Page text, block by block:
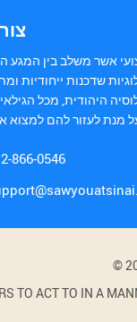
אשר משלב בין המגע
שדכנות ייחודיות
היהודית, מכל
866-0546
TO ACT TO IN A